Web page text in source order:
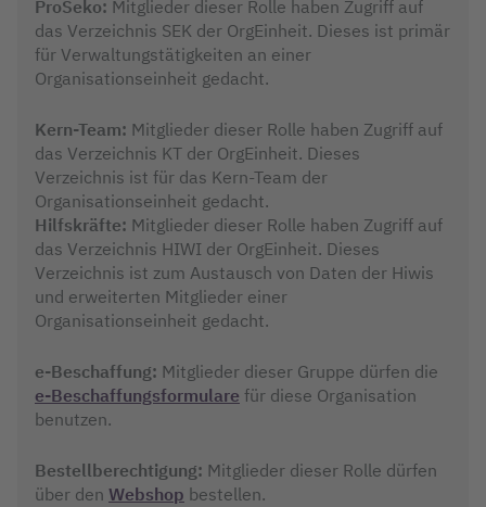
ProSeko: Mitglieder dieser Rolle haben Zugriff auf
das Verzeichnis SEK der OrgEinheit. Dieses ist primär
für Verwaltungstätigkeiten an einer
Organisationseinheit gedacht.
Kern-Team: Mitglieder dieser Rolle haben Zugriff auf
das Verzeichnis KT der OrgEinheit. Dieses
Verzeichnis ist für das Kern-Team der
Organisationseinheit gedacht.
Hilfskräfte: Mitglieder dieser Rolle haben Zugriff auf
das Verzeichnis HIWI der OrgEinheit. Dieses
Verzeichnis ist zum Austausch von Daten der Hiwis
und erweiterten Mitglieder einer
Organisationseinheit gedacht.
e-Beschaffung: Mitglieder dieser Gruppe dürfen die
e-Beschaffungsformulare für diese Organisation
benutzen.
Bestellberechtigung: Mitglieder dieser Rolle dürfen
über den Webshop bestellen.